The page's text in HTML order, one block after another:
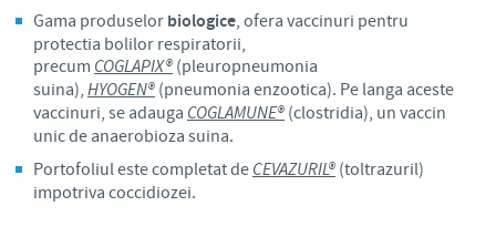
Gama produselor biologice, ofera vaccinuri pentru
protectia bolilor respiratorii,
precum COGLAPIX® (pleuropneumonia
suina), HYOGEN® (pneumonia enzootica). Pe langa aceste
vaccinuri, se adauga COGLAMUNE® (clostridia), un vaccin
unic de anaerobioza suina.
Portofoliul este completat de CEVAZURIL® (toltrazuril)
impotriva coccidiozei.